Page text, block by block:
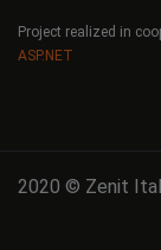
Project realized in
ASP.NET
2020 © Zenit